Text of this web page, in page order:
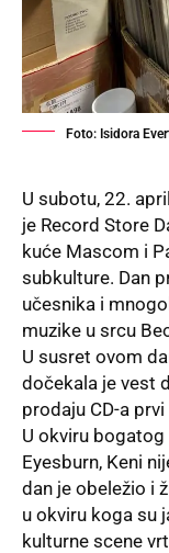
Foto: Isidora
U subotu, 22.
je Record Store
kuće Mascom i
subkulture. Dan
učesnika i
muzike u srcu
U susret ovom
dočekala je vest
prodaju CD-a
U okviru
Eyesburn, Keni
dan je obeležio i
u okviru koga su
kulturne scene